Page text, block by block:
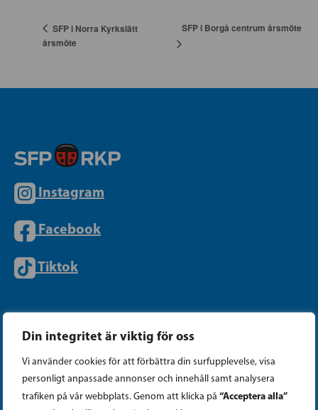
Din integritet är viktig för oss
Vi använder cookies för att förbättra din surfupplevelse, visa
personligt anpassade annonser och innehåll samt analysera
trafiken på vår webbplats. Genom att klicka på “Acceptera alla”
SFP i Norra Kyrkslätt
årsmöte
SFP i Borgå centrum årsmöte
Instagram
Facebook
Tiktok
Telefon (09) 693 070
PB 430, 00101 Helsingfors